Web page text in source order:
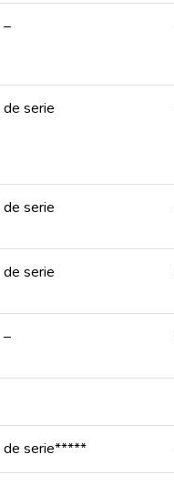
–
de serie
de serie
de serie
–
de serie*****